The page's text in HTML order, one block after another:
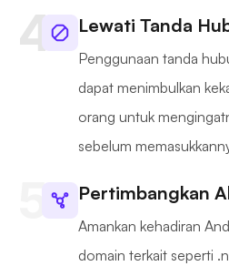
Lewati Tanda
Penggunaan tanda
dapat menimbulkan
orang untuk
sebelum
Pertimbangkan
Amankan kehadiran
domain terkait seperti